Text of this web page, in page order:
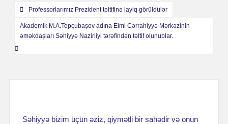
Навигация
по
записям
Professorlarımız Prezident təltifinə layiq görüldülər
Akademik M.A.Topçubaşov adına Elmi Cərrahiyyə Mərkəzinin
əməkdaşları Səhiyyə Nazirliyi tərəfindən təltif olunublar.
Səhiyyə bizim üçün əziz, qiymətli bir sahədir və onun